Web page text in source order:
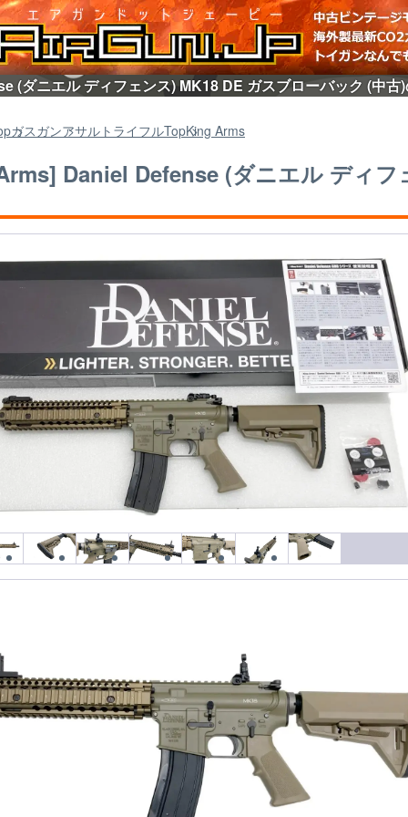
(ダニエル ディフェンス) MK18 DE ガスブローバック (中古
ガスガンアサルトライフルTopKing Arms
Daniel Defense (ダニエル ディフ